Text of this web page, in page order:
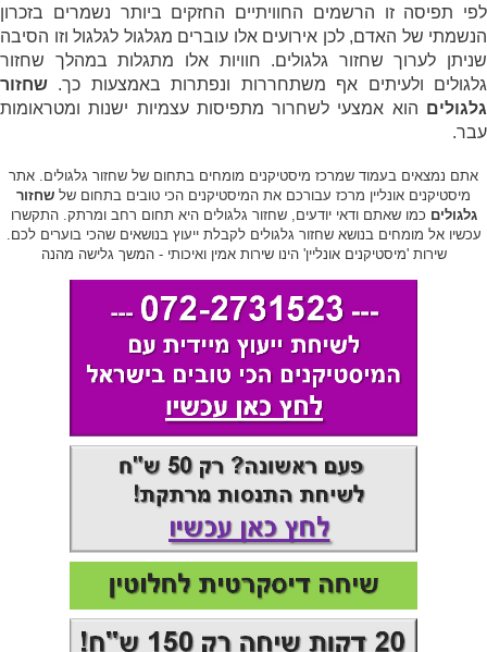
לפי תפיסה זו הרשמים החוויתיים החזקים ביותר נשמרים בזכרון
הנשמתי של האדם, לכן אירועים אלו עוברים מגלגול לגלגול וזו הסיבה
שניתן לערוך שחזור גלגולים. חוויות אלו מתגלות במהלך שחזור
גלגולים ולעיתים אף משתחררות ונפתרות באמצעות כך. שחזור
גלגולים הוא אמצעי לשחרור מתפיסות עצמיות ישנות ומטראומות
עבר.
אתם נמצאים בעמוד שמרכז מיסטיקנים מומחים בתחום של שחזור גלגולים. אתר
מיסטיקנים אונליין מרכז עבורכם את המיסטיקנים הכי טובים בתחום של שחזור
גלגולים כמו שאתם ודאי יודעים, שחזור גלגולים היא תחום רחב ומרתק. התקשרו
עכשיו אל מומחים בנושא שחזור גלגולים לקבלת ייעוץ בנושאים שהכי בוערים לכם.
שירות 'מיסטיקנים אונליין' הינו שירות אמין ואיכותי - המשך גלישה מהנה